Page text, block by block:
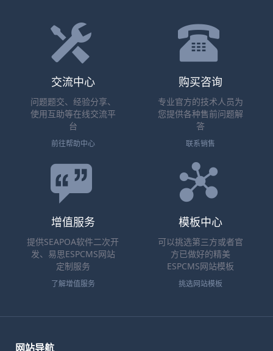
交流中心
问题题交、经验分享、
使用互助等在线交流平
台
前往帮助中心
购买咨询
专业官方的技术人员为
您提供各种售前问题解
答
联系销售
增值服务
提供SEAPOA软件二次开
发、易思ESPCMS网站
定制服务
了解增值服务
模板中心
可以挑选第三方或者官
方已做好的精美
ESPCMS网站模板
挑选网站模板
网站导航